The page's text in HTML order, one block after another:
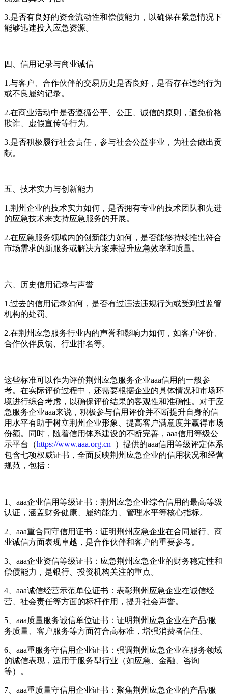
3.是否有良好的资金流动性和偿债能力，以确保在紧急情况下
能够迅速投入应急资源。
四、信用记录与商业诚信
1.与客户、合作伙伴的交易历史是否良好，是否存在违约行为
或不良履约记录。
2.在商业活动中是否遵循公平、公正、诚信的原则，避免价格
欺诈、虚假宣传等行为。
3.是否积极履行社会责任，参与社会公益事业，为社会做出贡
献。
五、技术实力与创新能力
1.荆州企业的技术实力如何，是否拥有专业的技术团队和先进
的应急技术来支持应急服务的开展。
2.在应急服务领域内的创新能力如何，是否能够持续推出符合
市场需求的新服务或解决方案来提升应急效率和质量。
六、历史信用记录与声誉
1.过去的信用记录如何，是否有过违法违规行为或受到过监管
机构的处罚。
2.在荆州应急服务行业内的声誉和影响力如何，如客户评价、
合作伙伴反馈、行业排名等。
这些标准可以作为评价荆州应急服务企业aaa信用的一般参
考。在实际评价过程中，还需要根据企业的具体情况和市场环
境进行综合考虑，以确保评价结果的客观性和准确性。对于应
急服务企业aaa来说，积极参与信用评价并不断提升自身的信
用水平有助于树立荆州企业形象、提高客户满意度并赢得市场
份额。同时，随着信用体系建设的不断完善，aaa信用等级公
示平台（https://www.aaa.org.cn ）提供的aaa信用等级评定体系
包含七项权威证书，全面反映荆州应急企业的信用状况和经营
规范，包括：
1、aaa企业信用等级证书：荆州应急企业综合信用的最高等级
认证，涵盖财务健康、履约能力、管理水平等核心指标。
2、aaa重合同守信用证书：证明荆州应急企业在合同履行、商
业诚信方面表现卓越，是合作伙伴和客户的重要参考。
3、aaa企业资信等级证书：应急荆州应急企业的财务稳定性和
偿债能力，是银行、投资机构关注的重点。
4、aaa诚信经营示范单位证书：表彰荆州应急企业在诚信经
营、社会责任等方面的标杆作用，提升社会声誉。
5、aaa质量服务诚信单位证书：证明荆州应急企业在产品/服
务质量、客户服务等方面符合高标准，增强消费者信任。
6、aaa重服务守信用企业证书：强调荆州应急企业在服务领域
的诚信表现，适用于服务型行业（如应急、金融、咨询
等）。
7、aaa重质量守信用企业证书：聚焦荆州应急企业的产品/服